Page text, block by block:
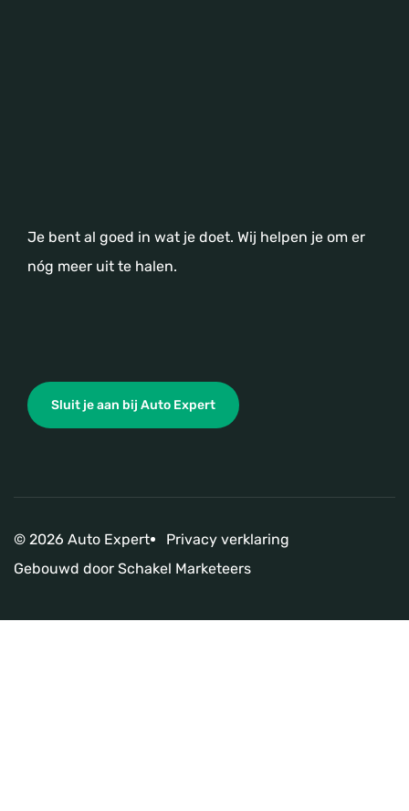
Je bent al goed in wat je doet. Wij helpen je om er
nóg meer uit te halen.
Sluit je aan bij Auto Expert
© 2026 Auto Expert
Privacy verklaring
Gebouwd door Schakel Marketeers